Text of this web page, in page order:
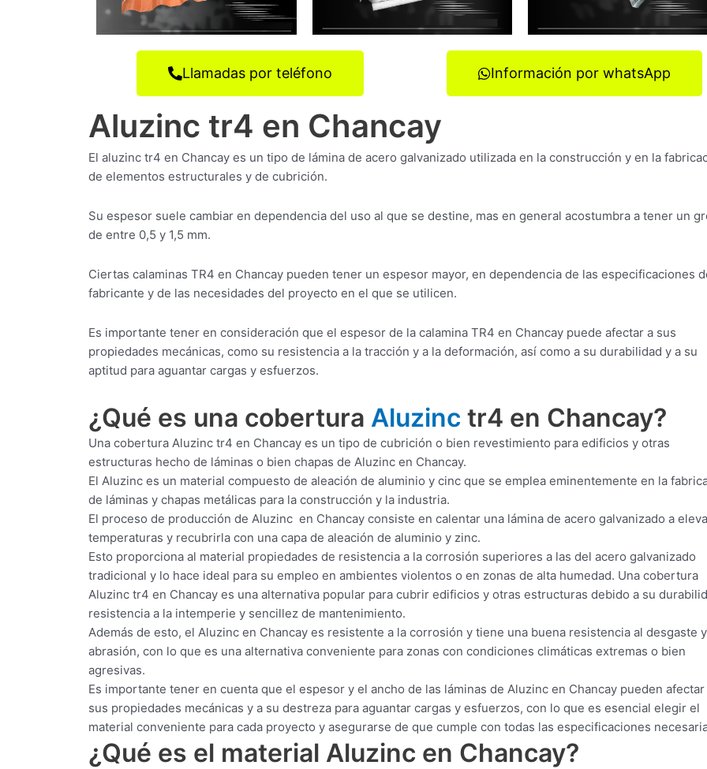
Llamadas por teléfono Información por whatsApp
Aluzinc tr4 en Chancay
El aluzinc tr4 en Chancay es un tipo de lámina de acero galvanizado utilizada en la construcción y en la
de elementos estructurales y de cubrición.
Su espesor suele cambiar en dependencia del uso al que se destine, mas en general acostumbra a tener un
de entre 0,5 y 1,5 mm.
Ciertas calaminas TR4 en Chancay pueden tener un espesor mayor, en dependencia de las especificaciones
fabricante y de las necesidades del proyecto en el que se utilicen.
Es importante tener en consideración que el espesor de la calamina TR4 en Chancay puede afectar a sus
propiedades mecánicas, como su resistencia a la tracción y a la deformación, así como a su durabilidad y a su
aptitud para aguantar cargas y esfuerzos.
¿Qué es una cobertura Aluzinc tr4 en Chancay?
Una cobertura Aluzinc tr4 en Chancay es un tipo de cubrición o bien revestimiento para edificios y otras
estructuras hecho de láminas o bien chapas de Aluzinc en Chancay.
El Aluzinc es un material compuesto de aleación de aluminio y cinc que se emplea eminentemente en la
de láminas y chapas metálicas para la construcción y la industria.
El proceso de producción de Aluzinc en Chancay consiste en calentar una lámina de acero galvanizado a
temperaturas y recubrirla con una capa de aleación de aluminio y zinc.
Esto proporciona al material propiedades de resistencia a la corrosión superiores a las del acero galvanizado
tradicional y lo hace ideal para su empleo en ambientes violentos o en zonas de alta humedad. Una cobertura
Aluzinc tr4 en Chancay es una alternativa popular para cubrir edificios y otras estructuras debido a su
resistencia a la intemperie y sencillez de mantenimiento.
Además de esto, el Aluzinc en Chancay es resistente a la corrosión y tiene una buena resistencia al desgaste
abrasión, con lo que es una alternativa conveniente para zonas con condiciones climáticas extremas o bien
agresivas.
Es importante tener en cuenta que el espesor y el ancho de las láminas de Aluzinc en Chancay pueden afectar
sus propiedades mecánicas y a su destreza para aguantar cargas y esfuerzos, con lo que es esencial elegir el
material conveniente para cada proyecto y asegurarse de que cumple con todas las especificaciones
¿Qué es el material Aluzinc en Chancay?